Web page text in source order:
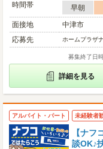
時間帯
早朝
面接地
中津市
応募先
ホームプラザ
募集終了日
詳細を見る
アルバイト・パート 未経験者
【ナ
談OK♪